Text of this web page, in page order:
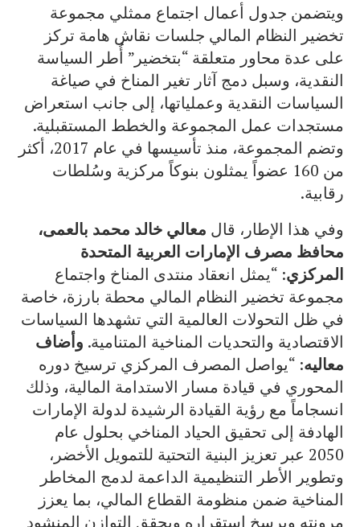
ويتضمن جدول أعمال اجتماع ممثلي مجموعة
تخضير النظام المالي جلسات نقاش هامة تركز
على عدة محاور متعلقة “بتخضير” أُطر السياسة
النقدية، وسبل دمج آثار تغير المناخ في صياغة
السياسات النقدية وعملياتها، إلى جانب استعراض
مستجدات عمل المجموعة والخطط المستقبلية.
وتضم المجموعة، منذ تأسيسها في عام 2017، أكثر
من 160 عضواً يمثلون بنوكاً مركزية وسُلطات
رقابية.
وفي هذا الإطار، قال معالي خالد محمد بالعمى،
محافظ مصرف الإمارات العربية المتحدة
المركزي: “يمثل انعقاد منتدى المناخ واجتماع
مجموعة تخضير النظام المالي محطة بارزة، خاصة
في ظل التحولات العالمية التي تشهدها السياسات
الاقتصادية والتحديات المناخية المتنامية. وأضاف
معاليه: “يواصل المصرف المركزي ترسيخ دوره
المحوري في قيادة مسار الاستدامة المالية، وذلك
انسجاماً مع رؤية القيادة الرشيدة لدولة الإمارات
الهادفة إلى تحقيق الحياد المناخي بحلول عام
2050 عبر تعزيز البنية التحتية للتمويل الأخضر،
وتطوير الأطر التنظيمية الداعمة لدمج المخاطر
المناخية ضمن منظومة القطاع المالي، بما يعزز
مرونته ويرسخ استقراره ويحقق التوازن المنشود